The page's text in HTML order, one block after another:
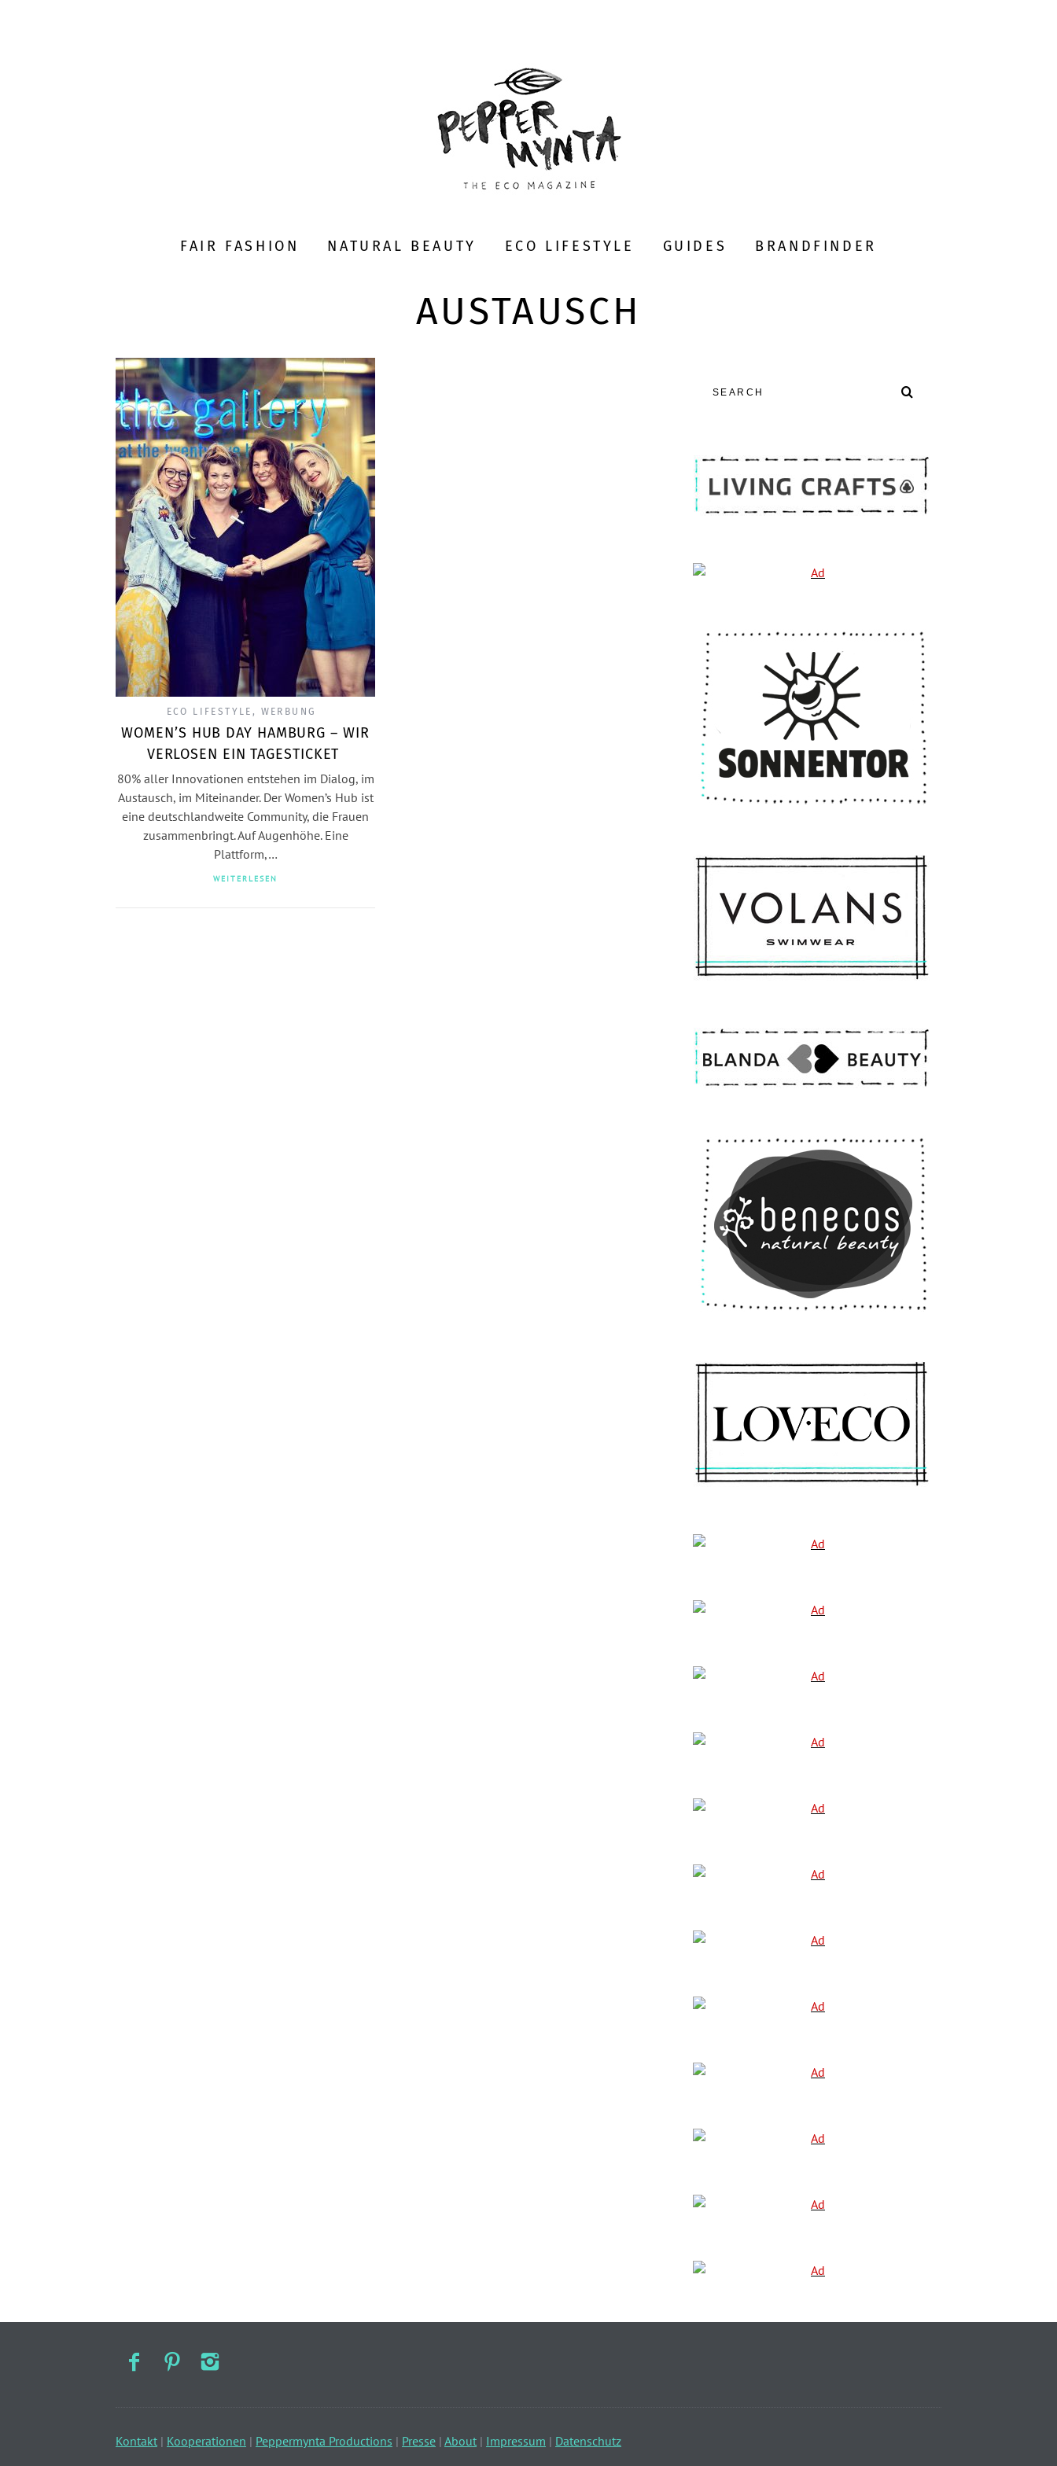
FAIR FASHION NATURAL BEAUTY ECO LIFESTYLE GUIDES BRANDFINDER
AUSTAUSCH
ECO LIFESTYLE , WERBUNG
WOMEN’S HUB DAY HAMBURG – WIR
VERLOSEN EIN TAGESTICKET
80% aller Innovationen entstehen im Dialog, im
Austausch, im Miteinander. Der Women’s Hub ist
eine deutschlandweite Community, die Frauen
zusammenbringt. Auf Augenhöhe. Eine
Plattform,…
WEITERLESEN
Kontakt | Kooperationen | Peppermynta Productions | Presse | About | Impressum | Datenschutz